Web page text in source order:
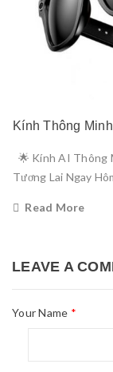
Kính Thông Minh
🌟 Kính AI Thông
Tương Lai Ngay
Read More
LEAVE A
Your Name *